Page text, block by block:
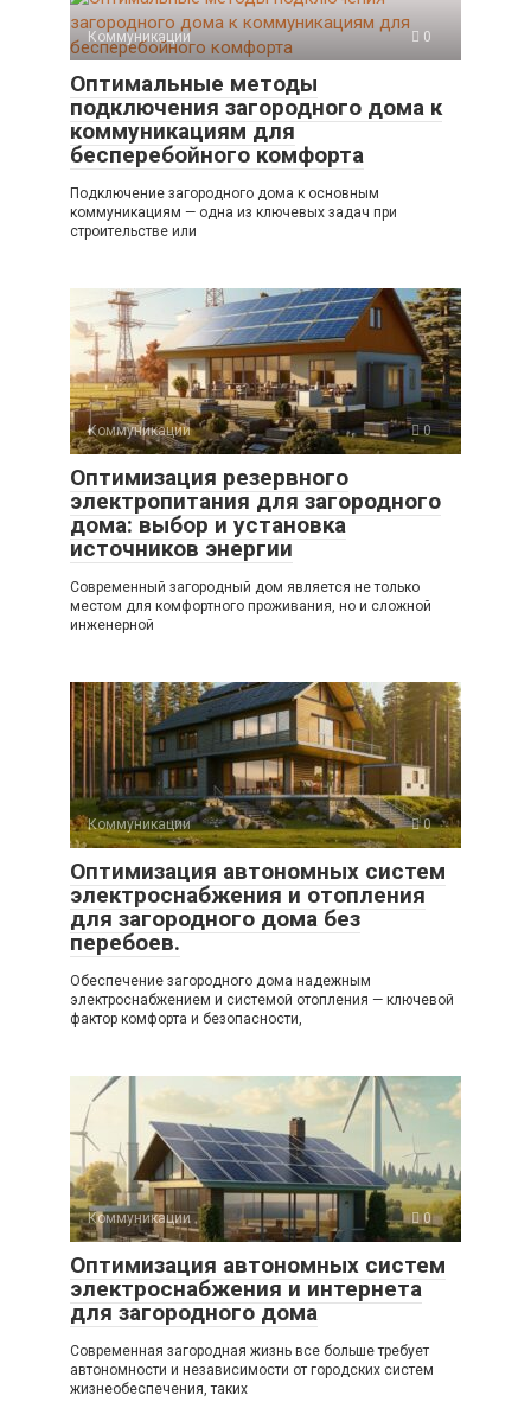
Коммуникации 0
Оптимальные методы
подключения загородного дома к
коммуникациям для
бесперебойного комфорта
Подключение загородного дома к основным
коммуникациям — одна из ключевых задач при
строительстве или
Коммуникации 0
Оптимизация резервного
электропитания для загородного
дома: выбор и установка
источников энергии
Современный загородный дом является не только
местом для комфортного проживания, но и сложной
инженерной
Коммуникации 0
Оптимизация автономных систем
электроснабжения и отопления
для загородного дома без
перебоев.
Обеспечение загородного дома надежным
электроснабжением и системой отопления — ключевой
фактор комфорта и безопасности,
Коммуникации 0
Оптимизация автономных систем
электроснабжения и интернета
для загородного дома
Современная загородная жизнь все больше требует
автономности и независимости от городских систем
жизнеобеспечения, таких